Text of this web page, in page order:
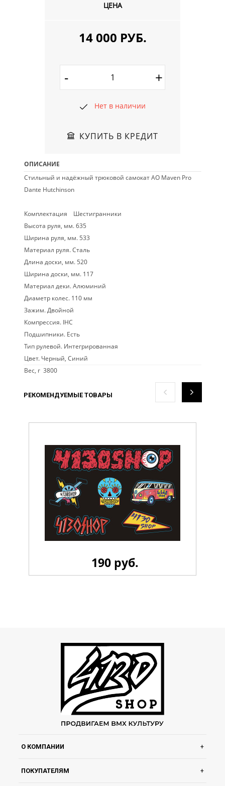
ЦЕНА
14 000 РУБ.
- +
Нет в наличии
КУПИТЬ В КРЕДИТ
ОПИСАНИЕ
Стильный и надёжный трюковой самокат AO Maven Pro
Dante Hutchinson
Комплектация Шестигранники
Высота руля, мм. 635
Ширина руля, мм. 533
Материал руля. Сталь
Длина доски, мм. 520
Ширина доски, мм. 117
Материал деки. Алюминий
Диаметр колес. 110 мм
Зажим. Двойной
Компрессия. IHC
Подшипники. Есть
Тип рулевой. Интегрированная
Цвет. Черный, Синий
Вес, г 3800
РЕКОМЕНДУЕМЫЕ ТОВАРЫ
Стикерпак 4130 LiL
190 руб.
О КОМПАНИИ
ПОКУПАТЕЛЯМ